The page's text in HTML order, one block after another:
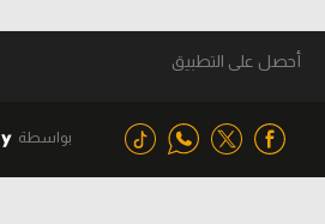
أحصل على التطبيق
بواسطة